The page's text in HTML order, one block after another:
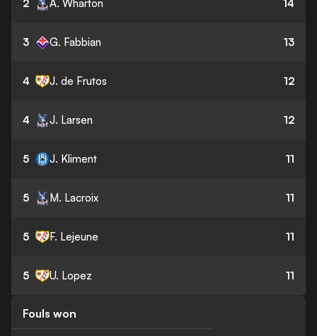
2 A. Wharton 14
3 G. Fabbian 13
4 J. de Frutos 12
4 J. Larsen 12
5 J. Kliment 11
5 M. Lacroix 11
5 F. Lejeune 11
5 U. Lopez 11
Fouls won